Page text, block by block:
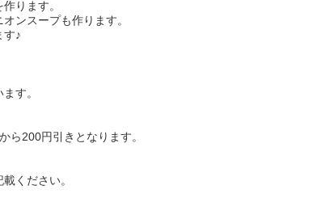
ります。
ンスープも作ります。
す♪
す。
ら200円引きとなります。
ください。